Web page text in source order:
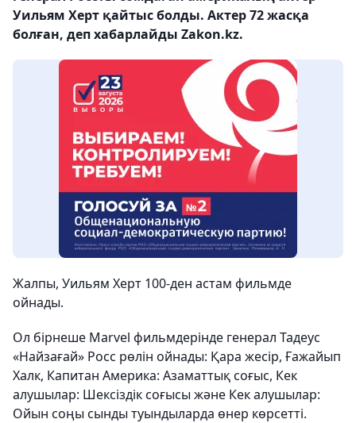
Уильям Херт қайтыс болды. Актер 72 жасқа
болған, деп хабарлайды Zakon.kz.
Жалпы, Уильям Херт 100-ден астам фильмде
ойнады.
Ол бірнеше Marvel фильмдерінде генерал Тадеус
«Найзағай» Росс рөлін ойнады: Қара жесір, Ғажайып
Халк, Капитан Америка: Азаматтық соғыс, Кек
алушылар: Шексіздік соғысы және Кек алушылар:
Ойын соңы сынды туындыларда өнер көрсетті.